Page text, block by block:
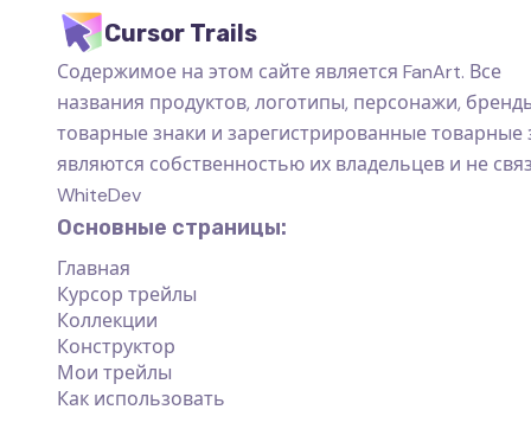
Cursor Trails
Содержимое на этом сайте является FanArt. Все
названия продуктов, логотипы, персонажи,
товарные знаки и зарегистрированные товарные
являются собственностью их владельцев и не
WhiteDev
Основные страницы:
Главная
Курсор трейлы
Коллекции
Конструктор
Мои трейлы
Как использовать